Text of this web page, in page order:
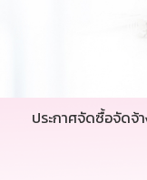
ประกาศจัดซื้อจัดจ้